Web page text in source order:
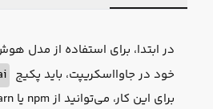
در ابتدا، برای استفاده از مدل
خود در جاوااسکریپت، باید پکیج
برای این کار، می‌توانید از npm یا yarn استفاده کنید: